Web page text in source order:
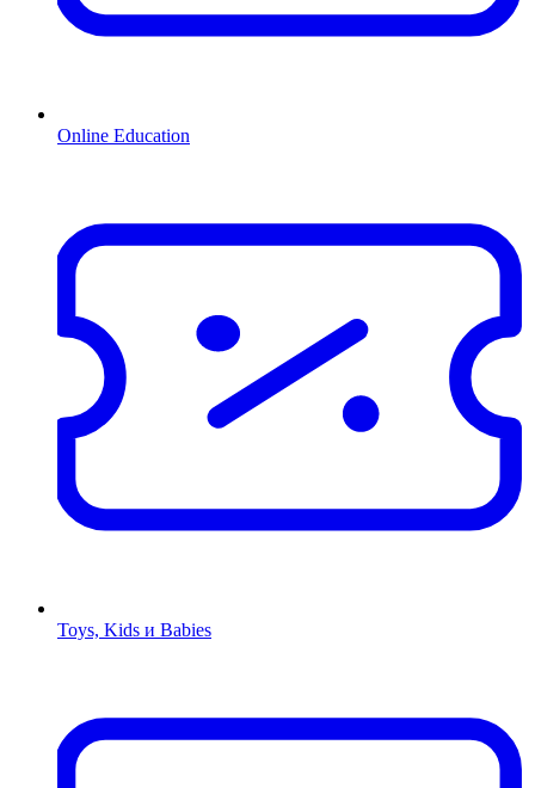
Online Education
Toys, Kids и Babies